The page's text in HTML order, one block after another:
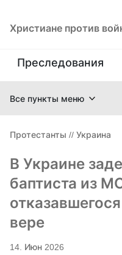
Христиане против
Преследования
Все пункты меню
Протестанты // Украина
В Украине
баптиста из
вере
14. Июн 2026